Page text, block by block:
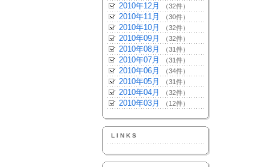
2010年12月 （32件）
2010年11月 （30件）
2010年10月 （32件）
2010年09月 （32件）
2010年08月 （31件）
2010年07月 （31件）
2010年06月 （34件）
2010年05月 （31件）
2010年04月 （32件）
2010年03月 （12件）
LINKS